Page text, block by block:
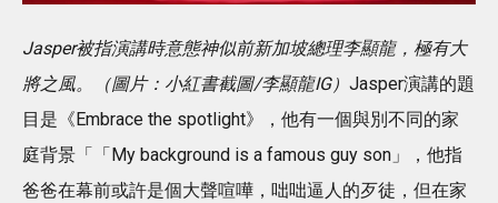
Jasper被指演講時意態神似前新加坡總理李顯龍，極有大
將之風。（圖片：小紅書截圖/李顯龍IG） Jasper演講的題
目是《Embrace the spotlight》，他有一個與別不同的家
庭背景「「My background is a famous guy son」，他指
爸爸在幕前或許是個大聲喧嘩，咄咄逼人的歹徒，但在家